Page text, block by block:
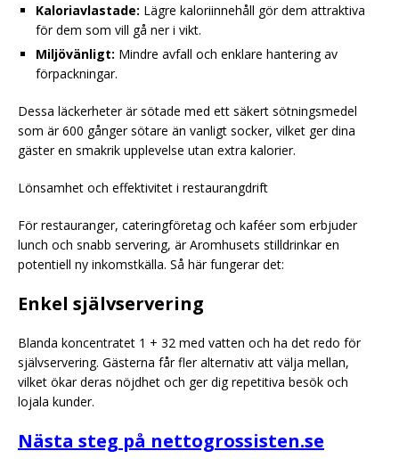
Kaloriavlastade: Lägre kaloriinnehåll gör dem attraktiva
för dem som vill gå ner i vikt.
Miljövänligt: Mindre avfall och enklare hantering av
förpackningar.
Dessa läckerheter är sötade med ett säkert sötningsmedel
som är 600 gånger sötare än vanligt socker, vilket ger dina
gäster en smakrik upplevelse utan extra kalorier.
Lönsamhet och effektivitet i restaurangdrift
För restauranger, cateringföretag och kaféer som erbjuder
lunch och snabb servering, är Aromhusets stilldrinkar en
potentiell ny inkomstkälla. Så här fungerar det:
Enkel självservering
Blanda koncentratet 1 + 32 med vatten och ha det redo för
självservering. Gästerna får fler alternativ att välja mellan,
vilket ökar deras nöjdhet och ger dig repetitiva besök och
lojala kunder.
Nästa steg på nettogrossisten.se